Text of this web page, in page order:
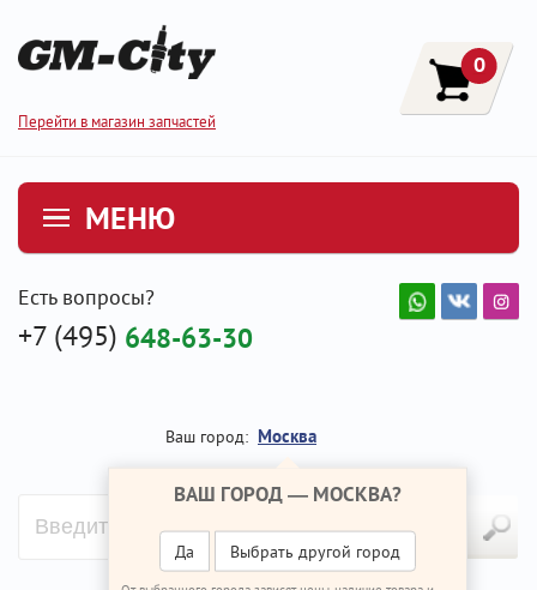
Перейти в магазин запчастей
0
МЕНЮ
Есть вопросы?
+7 (495) 648-63-30
Ваш город: Москва
ВАШ ГОРОД — МОСКВА?
Да Выбрать другой город